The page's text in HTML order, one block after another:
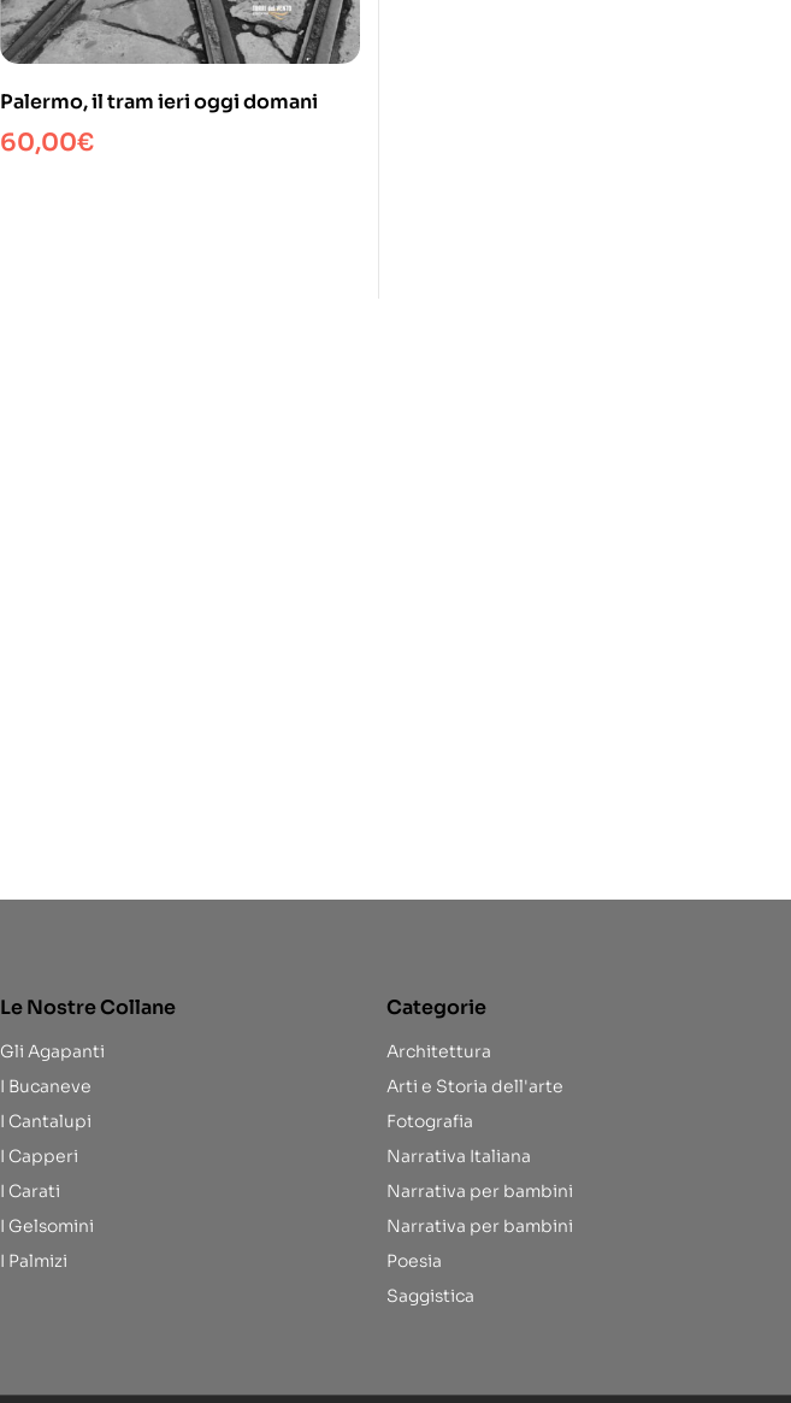
Palermo, il tram ieri oggi domani
60,00€
Le Nostre Collane
Gli Agapanti
I Bucaneve
I Cantalupi
I Capperi
I Carati
I Gelsomini
I Palmizi
Categorie
Architettura
Arti e Storia dell'arte
Fotografia
Narrativa Italiana
Narrativa per bambini
Narrativa per bambini
Poesia
Saggistica